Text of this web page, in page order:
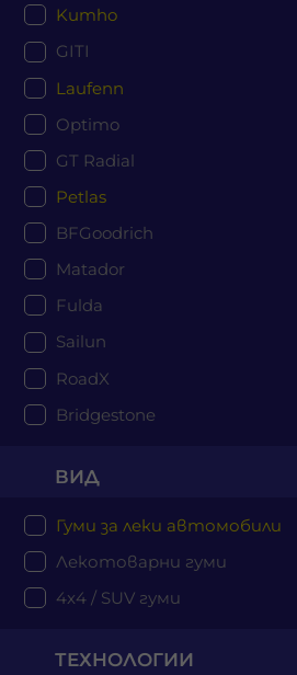
Kumho
GITI
Laufenn
Optimo
GT Radial
Petlas
BFGoodrich
Matador
Fulda
Sailun
RoadX
Bridgestone
ВИД
Гуми за леки автомобили
Лекотоварни гуми
4x4 / SUV гуми
ТЕХНОЛОГИИ